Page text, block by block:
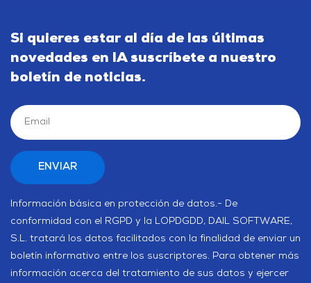
Si quieres estar al día de las últimas
novedades en IA suscríbete a nuestro
boletín de noticias.
Información básica en protección de datos.- De
conformidad con el RGPD y la LOPDGDD, DAIL SOFTWARE,
S.L. tratará los datos facilitados con la finalidad de enviar un
boletín informativo entre los suscriptores. Para obtener más
información acerca del tratamiento de sus datos y ejercer